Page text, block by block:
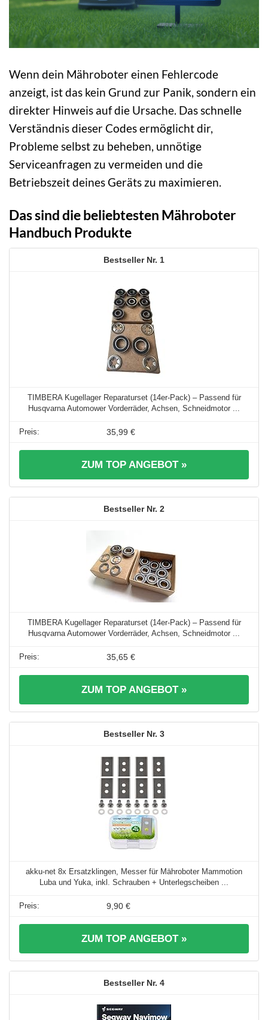
Wenn dein Mähroboter einen Fehlercode
anzeigt, ist das kein Grund zur Panik, sondern ein
direkter Hinweis auf die Ursache. Das schnelle
Verständnis dieser Codes ermöglicht dir,
Probleme selbst zu beheben, unnötige
Serviceanfragen zu vermeiden und die
Betriebszeit deines Geräts zu maximieren.
Das sind die beliebtesten Mähroboter
Handbuch Produkte
1
TIMBERA Kugellager Reparaturset (14er-Pack) – Passend für
Husqvarna Automower Vorderräder, Achsen, Schneidmotor ...
35,99 €
ZUM TOP ANGEBOT »
2
TIMBERA Kugellager Reparaturset (14er-Pack) – Passend für
Husqvarna Automower Vorderräder, Achsen, Schneidmotor ...
35,65 €
ZUM TOP ANGEBOT »
3
akku-net 8x Ersatzklingen, Messer für Mähroboter Mammotion
Luba und Yuka, inkl. Schrauben + Unterlegscheiben ...
9,90 €
ZUM TOP ANGEBOT »
4